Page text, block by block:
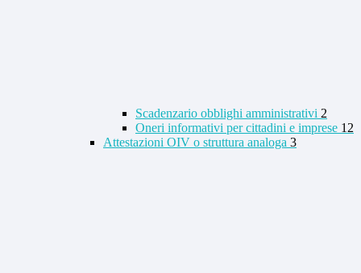
Scadenzario obblighi amministrativi 2
Oneri informativi per cittadini e imprese 12
Attestazioni OIV o struttura analoga 3